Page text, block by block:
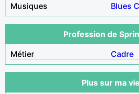
Musiques
Blues
Profession de
Métier
Cadre
Plus sur ma vie